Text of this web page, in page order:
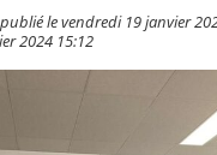
publié le vendredi 19 janvier
2024 15:12